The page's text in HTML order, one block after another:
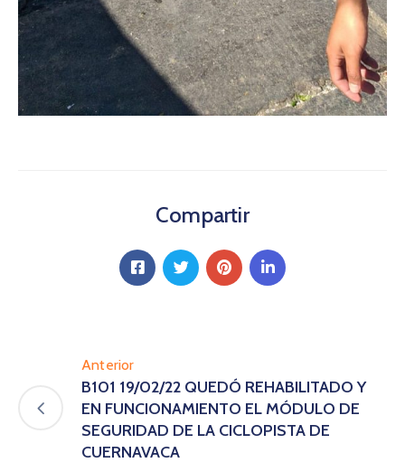
Compartir
Anterior
B101 19/02/22 QUEDÓ REHABILITADO Y
EN FUNCIONAMIENTO EL MÓDULO DE
SEGURIDAD DE LA CICLOPISTA DE
CUERNAVACA